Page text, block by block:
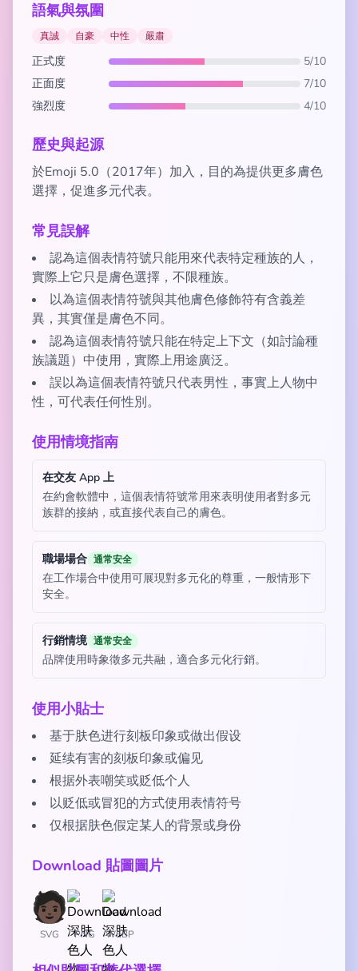
語氣與氛圍
真誠 自豪 中性 嚴肅
正式度
5/10
正面度
7/10
強烈度
4/10
歷史與起源
於Emoji 5.0（2017年）加入，目的為提供更多膚色
選擇，促進多元代表。
常見誤解
認為這個表情符號只能用來代表特定種族的人，
實際上它只是膚色選擇，不限種族。
以為這個表情符號與其他膚色修飾符有含義差
異，其實僅是膚色不同。
認為這個表情符號只能在特定上下文（如討論種
族議題）中使用，實際上用途廣泛。
誤以為這個表情符號只代表男性，事實上人物中
性，可代表任何性別。
使用情境指南
在交友 App 上
在約會軟體中，這個表情符號常用來表明使用者對多元
族群的接納，或直接代表自己的膚色。
職場場合 通常安全
在工作場合中使用可展現對多元化的尊重，一般情形下
安全。
行銷情境 通常安全
品牌使用時象徵多元共融，適合多元化行銷。
使用小貼士
基于肤色进行刻板印象或做出假设
延续有害的刻板印象或偏见
根据外表嘲笑或贬低个人
以贬低或冒犯的方式使用表情符号
仅根据肤色假定某人的背景或身份
Download 貼圖圖片
SVG PNG WEBP